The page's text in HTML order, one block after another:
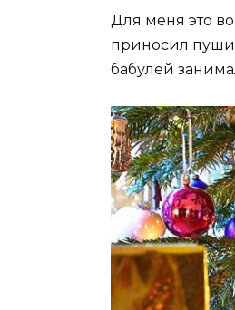
Для меня это
приносил
бабулей